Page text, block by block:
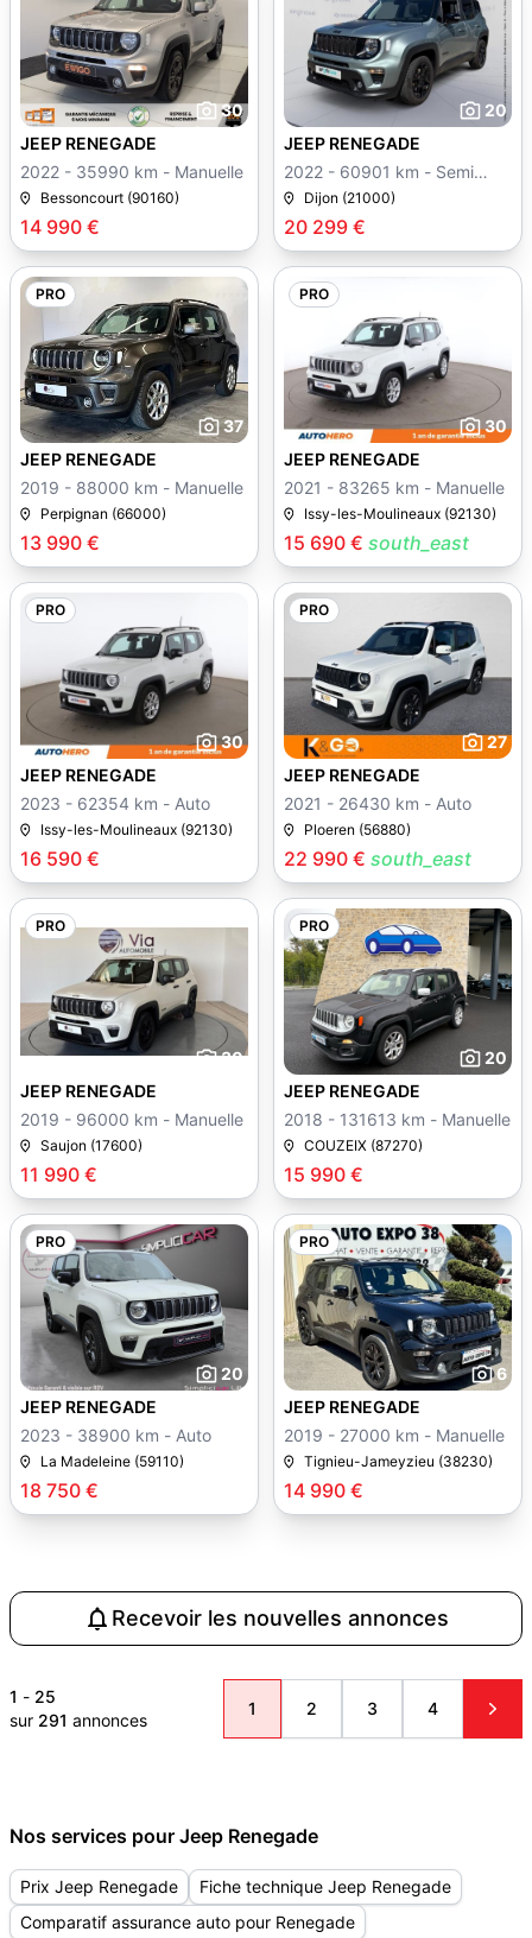
30
14 990 €
JEEP RENEGADE
2022 - 35990 km - Manuelle
Bessoncourt (90160)
20
20 299 €
JEEP RENEGADE
2022 - 60901 km - Semi
autoDijon (21000)
PRO
37
13 990 €
JEEP RENEGADE
2019 - 88000 km - Manuelle
Perpignan (66000)
PRO
30
15 690 € south_east
JEEP RENEGADE
2021 - 83265 km - Manuelle
Issy-les-Moulineaux (92130)
PRO
30
16 590 €
JEEP RENEGADE
2023 - 62354 km - Auto
Issy-les-Moulineaux (92130)
PRO
27
22 990 € south_east
JEEP RENEGADE
2021 - 26430 km - Auto
Ploeren (56880)
PRO
30
11 990 €
JEEP RENEGADE
2019 - 96000 km - Manuelle
Saujon (17600)
PRO
20
15 990 €
JEEP RENEGADE
2018 - 131613 km - Manuelle
COUZEIX (87270)
PRO
20
18 750 €
JEEP RENEGADE
2023 - 38900 km - Auto
La Madeleine (59110)
PRO
6
14 990 €
JEEP RENEGADE
2019 - 27000 km - Manuelle
Tignieu-Jameyzieu (38230)
Recevoir les nouvelles annonces
1 - 25
sur 291 annonces
1 2 3 4
Nos services pour Jeep Renegade
Prix Jeep Renegade
Fiche technique Jeep Renegade
Comparatif assurance auto pour Renegade